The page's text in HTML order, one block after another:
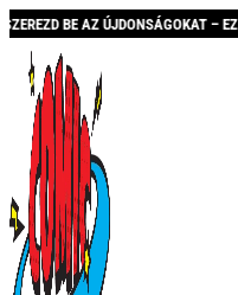
– EZ ITT A